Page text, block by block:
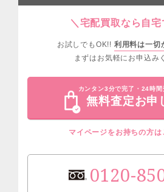
＼宅配買取なら自宅
お試しでもOK!! 利用料は一切
まずはお気軽にお申込み
カンタン3分で完了・24時間
無料査定お申
マイページをお持ちの方は
0120-